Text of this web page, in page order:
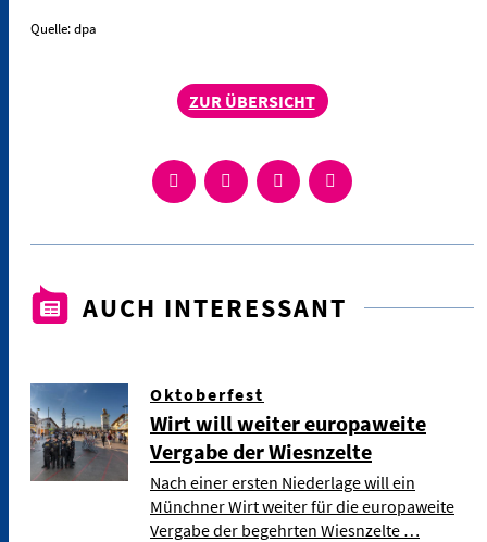
Quelle: dpa
ZUR ÜBERSICHT
AUCH INTERESSANT
Oktoberfest
Wirt will weiter europaweite
Vergabe der Wiesnzelte
Nach einer ersten Niederlage will ein
Münchner Wirt weiter für die europaweite
Vergabe der begehrten Wiesnzelte …